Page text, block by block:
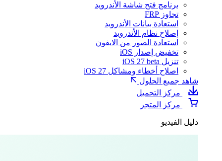
برنامج فتح شاشة الأندرويد
تجاوز FRP
استعادة بيانات الأندرويد
إصلاح نظام الأندرويد
استعادة الصور من الايفون
تخفيض إصدار iOS
تنزيل iOS 27 beta
اصلاح أخطاء ومشاكل iOS 27
شاهد جميع الحلول
مركز التحميل
مركز المتجر
دليل الفيديو